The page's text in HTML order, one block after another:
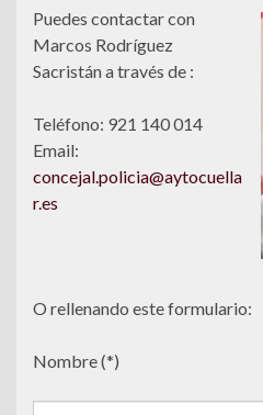
Puedes contactar con
Marcos Rodríguez
Sacristán a través de :
Teléfono: 921 140 014
Email:
concejal.policia@aytocuella
r.es
O rellenando este formulario:
Nombre (*)